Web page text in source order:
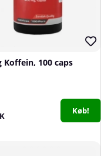
Koffein, 100 caps
Køb!